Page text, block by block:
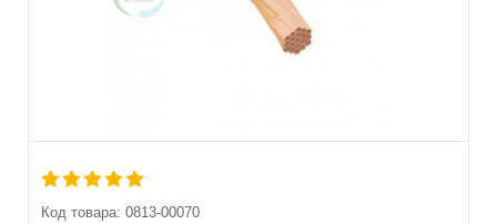
Код товара: 0813-00070